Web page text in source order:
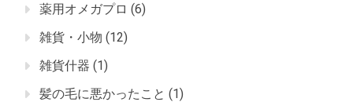
薬用オメガプロ (6)
雑貨・小物 (12)
雑貨什器 (1)
髪の毛に悪かったこと (1)